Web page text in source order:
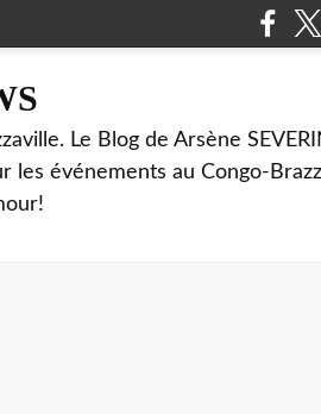
Le Blog de Arsène
les événements au Congo-